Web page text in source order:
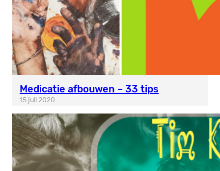
Medicatie afbouwen – 33 tips
15 juli 2020